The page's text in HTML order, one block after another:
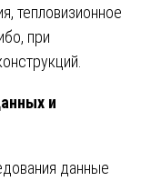
тепловизионное
при
и
данные